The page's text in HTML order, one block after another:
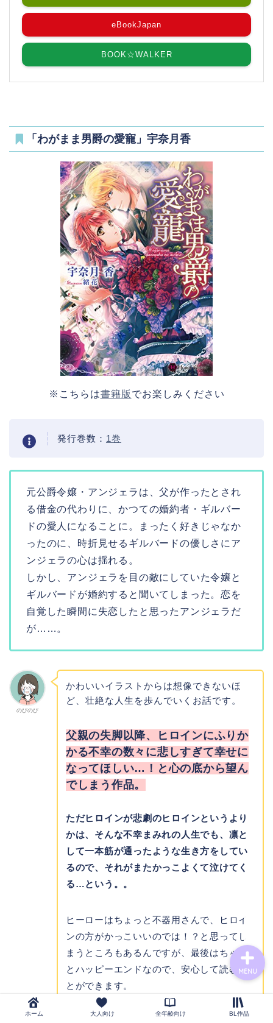
eBookJapan
BOOK☆WALKER
「わがまま男爵の愛寵」宇奈月香
※こちらは書籍版 でお楽しみください
発行巻数： 1巻
元公爵令嬢・アンジェラは、父が作ったとされ
る借金の代わりに、かつての婚約者・ギルバー
ドの愛人になることに。まったく好きじゃなか
ったのに、時折見せるギルバードの優しさにア
ンジェラの心は揺れる。
しかし、アンジェラを目の敵にしていた令嬢と
ギルバードが婚約すると聞いてしまった。恋を
自覚した瞬間に失恋したと思ったアンジェラだ
が……。
のびのび
かわいいイラストからは想像できないほ
ど、壮絶な人生を歩んでいくお話です。
父親の失脚以降、ヒロインにふりか
かる不幸の数々に悲しすぎて幸せに
なってほしい…！と心の底から望ん
でしまう作品。
ただヒロインが悲劇のヒロインというより
かは、そんな不幸まみれの人生でも、凛と
して一本筋が通ったような生き方をしてい
るので、それがまたかっこよくて泣けてく
る…という。。
ヒーローはちょっと不器用さんで、ヒロイ
ンの方がかっこいいのでは！？と思ってし
まうところもあるんですが、最後はちゃん
とハッピーエンドなので、安心して読むこ
とができます。
ホーム 大人向け 全年齢向け BL作品
MENU
bl-novel
narou-novel